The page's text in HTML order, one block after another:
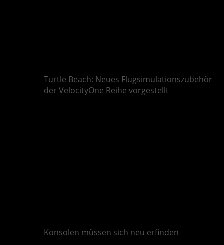
Turtle Beach: Neues Flugsimulationszubehör
der VelocityOne Reihe vorgestellt
Konsolen müssen sich neu erfinden